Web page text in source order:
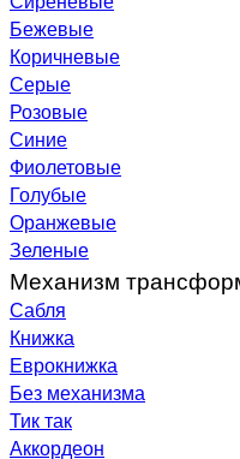
Бежевые
Коричневые
Серые
Розовые
Синие
Фиолетовые
Голубые
Оранжевые
Зеленые
Механизм
Сабля
Книжка
Еврокнижка
Без механизма
Тик так
Аккордеон